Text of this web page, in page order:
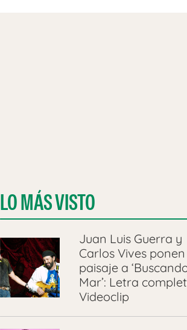
LO MÁS VISTO
Juan Luis Guerra y
Carlos Vives ponen
paisaje a
Mar’: Letra
Videoclip